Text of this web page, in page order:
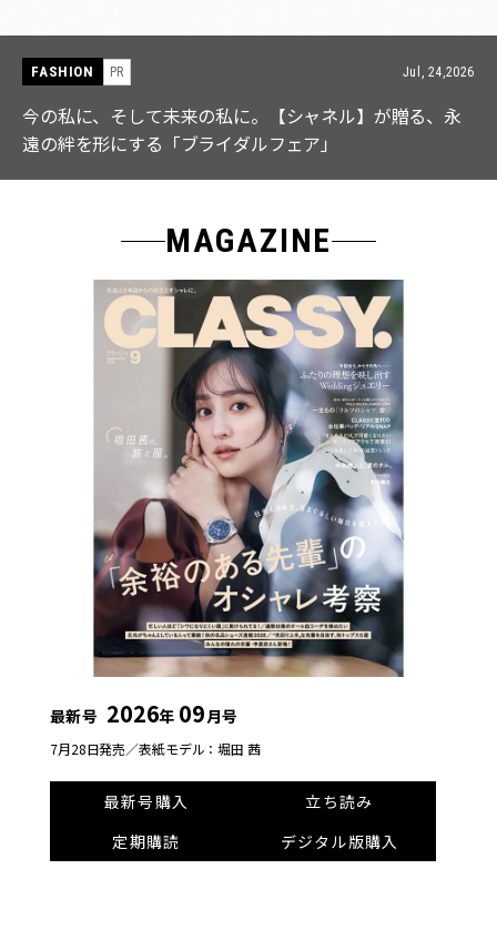
FASHION PR Jul, 15,2026
【ICB】人気インフルエンサーと共同制作! 週5で着たく
なる「名品ブラウス」２選
MAGAZINE
最新号 2026年 09月号
7月28日発売／表紙モデル：堀田 茜
最新号購入
立ち読み
定期購読
デジタル版購入